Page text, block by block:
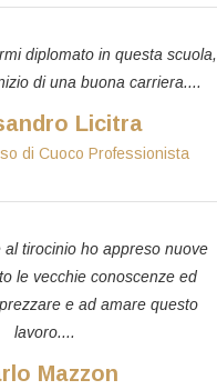
diplomato in questa scuola,
di una buona carriera....
Licitra
di Cuoco Professionista
al tirocinio ho appreso nuove
le vecchie conoscenze ed
e ad amare questo
lavoro....
Mazzon